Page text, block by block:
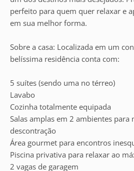
perfeito para quem quer relaxar e
em sua melhor forma.
Sobre a casa: Localizada em um
belíssima residência conta com:
5 suítes (sendo uma no térreo)
Lavabo
Cozinha totalmente equipada
Salas amplas em 2 ambientes para
descontração
Área gourmet para encontros
Piscina privativa para relaxar ao
2 vagas de garagem